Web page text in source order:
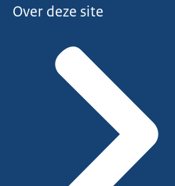
Over deze site